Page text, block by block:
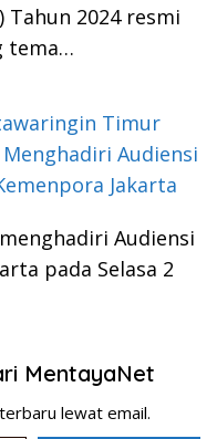
2024 resmi
tema…
Timur
Audiensi
Jakarta
Audiensi
pada Selasa 2
MentayaNet
lewat email.